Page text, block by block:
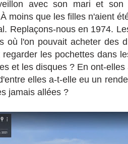
avec son mari et
moins que les filles n'aient
Replaçons-nous en 1974.
où l'on pouvait acheter des
regarder les pochettes dans
et les disques ? En ont-
elles a-t-elle eu un
jamais allées ?